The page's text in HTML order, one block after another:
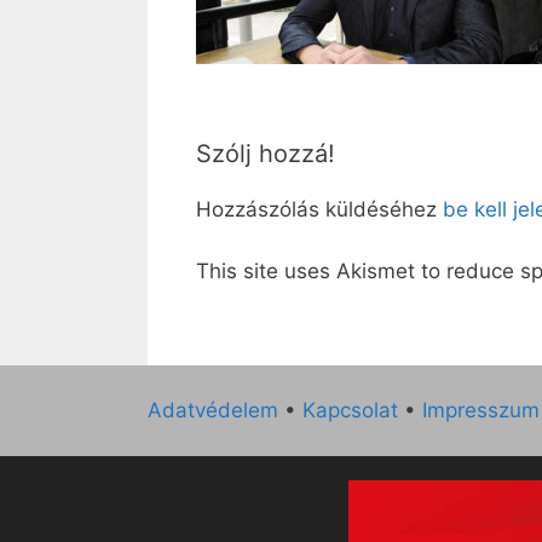
Szólj hozzá!
Hozzászólás küldéséhez be kell
This site uses Akismet to reduce
Adatvédelem • Kapcsolat • Impresszum